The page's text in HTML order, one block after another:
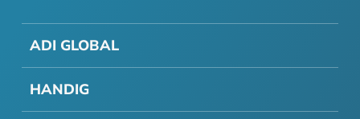
ADI GLOBAL
HANDIG